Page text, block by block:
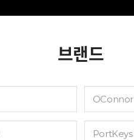
브랜드
OConnor
PortKeys